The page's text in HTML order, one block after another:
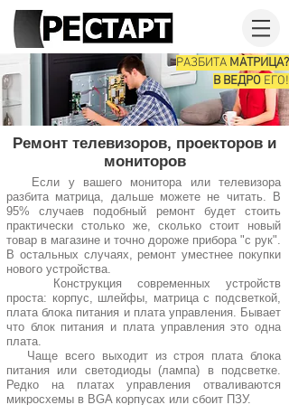
РАЗБИТА МАТРИЦА?
В ВЕДРО ЕГО!
Ремонт телевизоров, проекторов и
мониторов
Если у вашего монитора или телевизора
разбита матрица, дальше можете не читать. В
95% случаев подобный ремонт будет стоить
практически столько же, сколько стоит новый
товар в магазине и точно дороже прибора "с рук".
В остальных случаях, ремонт уместнее покупки
нового устройства.
Конструкция современных устройств
проста: корпус, шлейфы, матрица с подсветкой,
плата блока питания и плата управления. Бывает
что блок питания и плата управления это одна
плата.
Чаще всего выходит из строя плата блока
питания или светодиоды (лампа) в подсветке.
Редко на платах управления отваливаются
микросхемы в BGA корпусах или сбоит ПЗУ.